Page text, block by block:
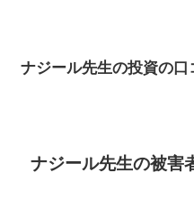
ナジール先生の投資の口
ナジール先生の被害